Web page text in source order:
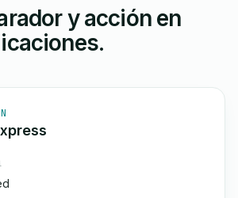
y acción en